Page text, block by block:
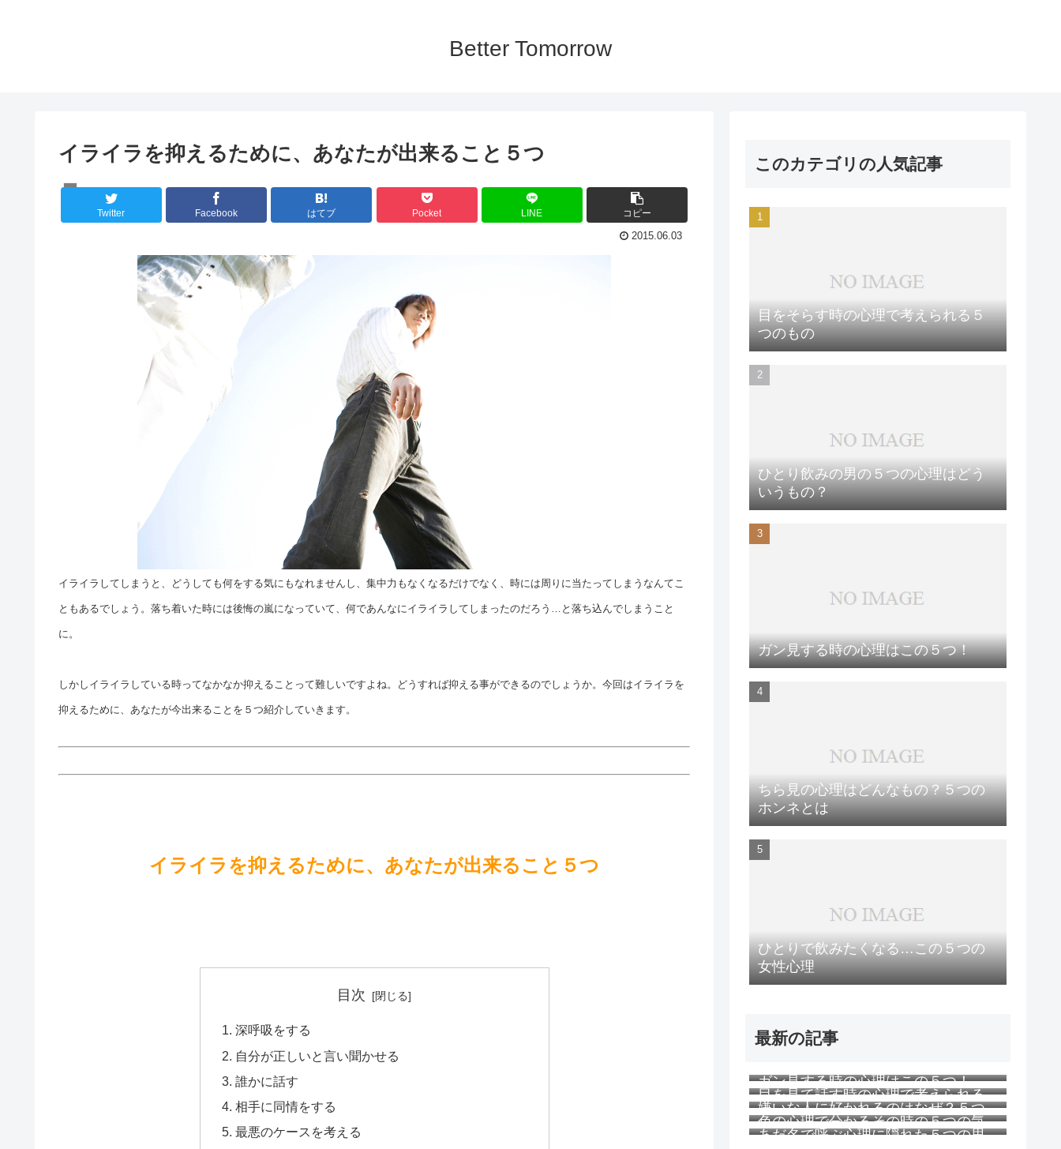
Better Tomorrow
イライラを抑えるために、あなたが出来ること５つ
メンタルケア
Twitter Facebook はてブ Pocket LINE コピー
2015.06.03
イライラしてしまうと、どうしても何をする気にもなれませんし、集中力もなくなるだけでなく、時には周りに当たってしまうなんてこ
ともあるでしょう。落ち着いた時には後悔の嵐になっていて、何であんなにイライラしてしまったのだろう…と落ち込んでしまうこと
に。
しかしイライラしている時ってなかなか抑えることって難しいですよね。どうすれば抑える事ができるのでしょうか。今回はイライラを
抑えるために、あなたが今出来ることを５つ紹介していきます。
イライラを抑えるために、あなたが出来ること５つ
目次
深呼吸をする
自分が正しいと言い聞かせる
誰かに話す
相手に同情をする
最悪のケースを考える
このカテゴリの人気記事
目をそらす時の心理で考えられる５
つのもの
ひとり飲みの男の５つの心理はどう
いうもの？
ガン見する時の心理はこの５つ！
ちら見の心理はどんなもの？５つの
ホンネとは
ひとりで飲みたくなる…この５つの
女性心理
最新の記事
ガン見する時の心理はこの５つ！
目を見て話す時の心理で考えられる
５つのこと
嫌いな人に好かれるのはなぜ？５つ
の理由
色の心理で分かるその時の５つの気
持ち
あだ名で呼ぶ心理に隠れた５つの思